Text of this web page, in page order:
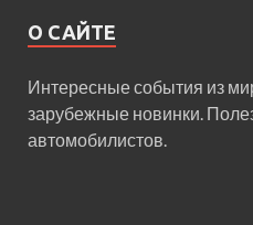
О САЙТЕ
Интересные события из
зарубежные новинки.
автомобилистов.